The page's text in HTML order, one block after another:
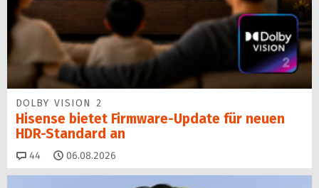
DOLBY VISION 2
Hisense bietet Firmware-Update für neuen
HDR-Standard an
44 Kommentare
06.08.2026